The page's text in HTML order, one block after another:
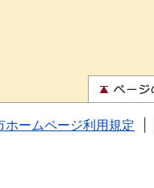
ホームページ利用規定